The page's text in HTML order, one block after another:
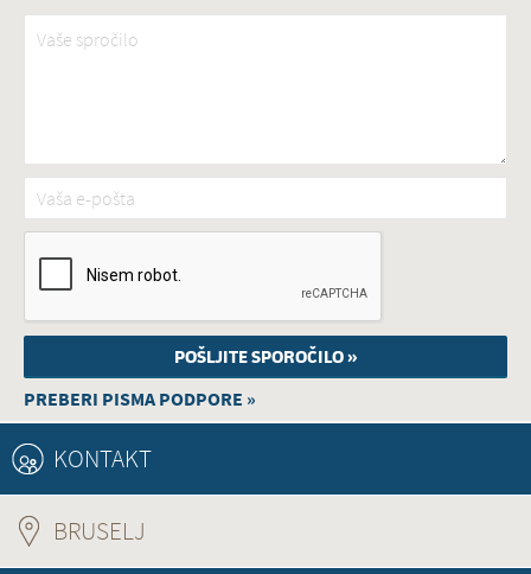
Vaše spročilo*
Vaša e-pošta*
PREBERI PISMA PODPORE »
KONTAKT
BRUSELJ